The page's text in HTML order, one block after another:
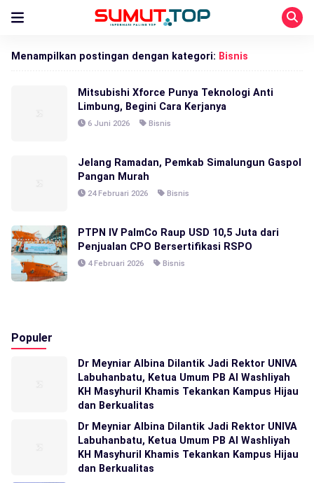
Menampilkan postingan dengan kategori: Bisnis
Mitsubishi Xforce Punya Teknologi Anti
Limbung, Begini Cara Kerjanya
6 Juni 2026 Bisnis
Jelang Ramadan, Pemkab Simalungun Gaspol
Pangan Murah
24 Februari 2026 Bisnis
PTPN IV PalmCo Raup USD 10,5 Juta dari
Penjualan CPO Bersertifikasi RSPO
4 Februari 2026 Bisnis
Populer
Dr Meyniar Albina Dilantik Jadi Rektor UNIVA
Labuhanbatu, Ketua Umum PB Al Washliyah
KH Masyhuril Khamis Tekankan Kampus Hijau
dan Berkualitas
Dr Meyniar Albina Dilantik Jadi Rektor UNIVA
Labuhanbatu, Ketua Umum PB Al Washliyah
KH Masyhuril Khamis Tekankan Kampus Hijau
dan Berkualitas